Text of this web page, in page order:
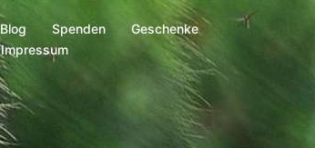
Blog Spenden
Geschenke
Impressum